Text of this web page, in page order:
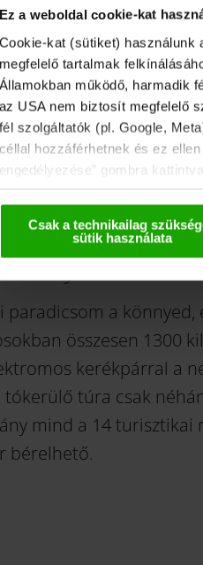
Ez a weboldal cookie-kat
Cookie-kat (sütiket) használunk
megfelelő tartalmak
Államokban működő, harmadik
az USA nem biztosít megfelelő
fél szolgáltatók (pl. Google,
céllal hozzáférhetnek és ez
engedélyezése” gombra
Csak a technikailag
sütik használata
paradicsom a
összesen 1300
kerékpárral a
tókerülő túra csak
mind a 14
bérelhető.